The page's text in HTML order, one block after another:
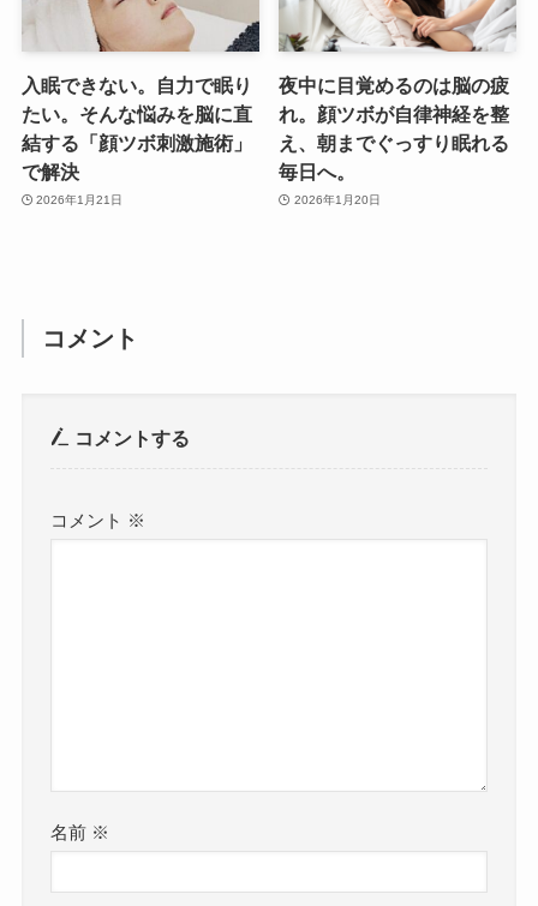
入眠できない。自力で眠り
たい。そんな悩みを脳に直
結する「顔ツボ刺激施術」
で解決
2026年1月21日
夜中に目覚めるのは脳の疲
れ。顔ツボが自律神経を整
え、朝までぐっすり眠れる
毎日へ。
2026年1月20日
コメント
コメントする
コメント ※
名前 ※